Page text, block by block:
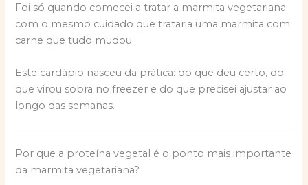
Foi só quando comecei a tratar a marmita vegetariana
com o mesmo cuidado que trataria uma marmita com
carne que tudo mudou.
Este cardápio nasceu da prática: do que deu certo, do
que virou sobra no freezer e do que precisei ajustar ao
longo das semanas.
Por que a proteína vegetal é o ponto mais importante
da marmita vegetariana?